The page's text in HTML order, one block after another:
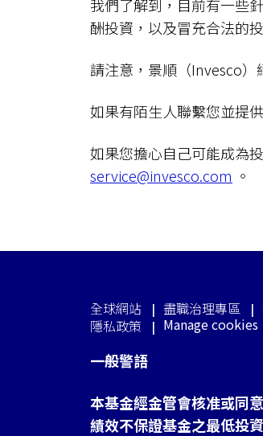
我們了解到，目前有一些
酬投資，以及冒充合法的
請注意，景順（Invesco
如果有陌生人聯繫您並提
如果您擔心自己可能成為
service@invesco.com 。
全球網站 盡職治理專區
隱私政策
Manage cookies
一般警語
本基金經金管會核准或同
績效不保證基金之最低投